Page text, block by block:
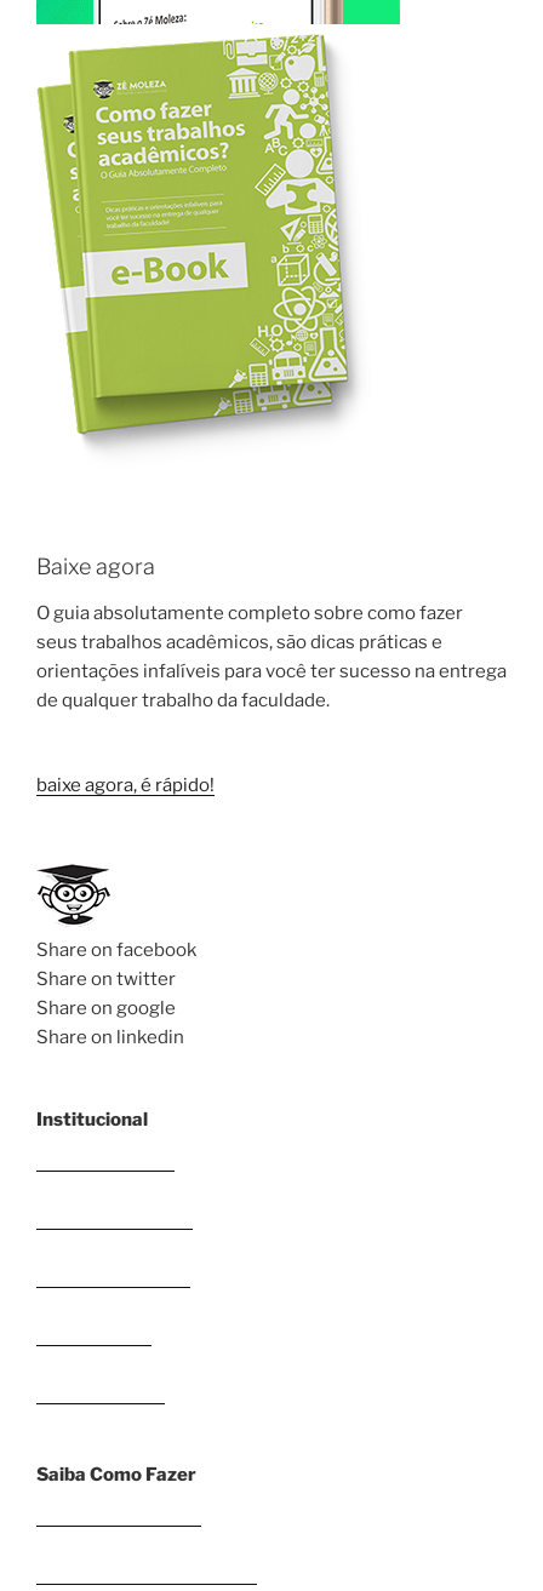
Baixe agora
O guia absolutamente completo sobre como fazer
seus trabalhos acadêmicos, são dicas práticas e
orientações infalíveis para você ter sucesso na entrega
de qualquer trabalho da faculdade.
baixe agora, é rápido!
Share on facebook
Share on twitter
Share on google
Share on linkedin
Institucional
Saiba Como Fazer